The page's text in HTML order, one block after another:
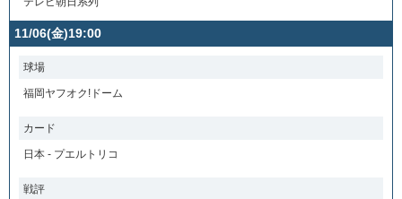
11/06(金)19:00
球場
福岡ヤフオク!ドーム
カード
日本 - プエルトリコ
戦評